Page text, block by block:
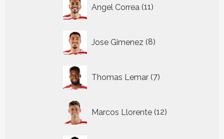
Angel Correa 11
producten
Jose Gimenez 8
producten
Thomas Lemar 7
producten
Marcos Llorente 12
producten